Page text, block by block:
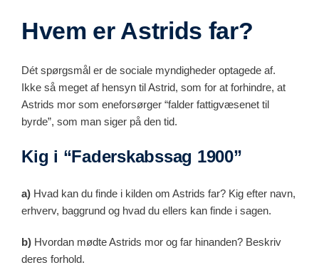
Hvem er Astrids far?
Dét spørgsmål er de sociale myndigheder optagede af.
Ikke så meget af hensyn til Astrid, som for at forhindre, at
Astrids mor som eneforsørger “falder fattigvæsenet til
byrde”, som man siger på den tid.
Kig i “Faderskabssag 1900”
a) Hvad kan du finde i kilden om Astrids far? Kig efter navn,
erhverv, baggrund og hvad du ellers kan finde i sagen.
b) Hvordan mødte Astrids mor og far hinanden? Beskriv
deres forhold.